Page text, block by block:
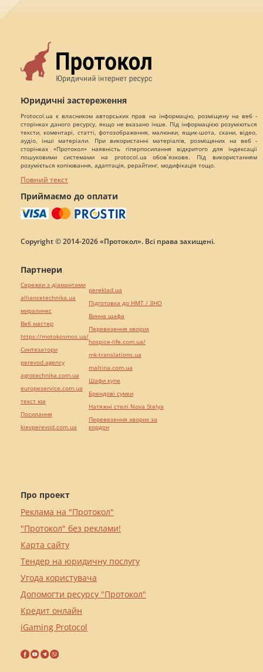
Юридичні застереження
Protocol.ua є власником авторських прав на інформацію, розміщену на веб -
сторінках даного ресурсу, якщо не вказано інше. Під інформацією розуміються
тексти, коментарі, статті, фотозображення, малюнки, ящик-шота, скани, відео,
аудіо, інші матеріали. При використанні матеріалів, розміщених на веб -
сторінках «Протокол» наявність гіперпосилання відкритого для індексації
пошуковими системами на protocol.ua обов`язкове. Під використанням
розуміється копіювання, адаптація, рерайтинг, модифікація тощо.
Повний текст
Приймаємо до оплати
Copyright © 2014-2026 «Протокол». Всі права захищені.
Про проект
Реклама на "Протокол"
"Протокол" без реклами!
Карта сайту
Тендер на юридичну послугу
Угода користувача
Допомогти ресурсу "Протокол"
Кредит онлайн
iGaming Protocol
Партнери
Сережки з діамантами
alliancetechnika.ua
миралинкс
Веб мастер
https://motokosmos.ua/
Синтезатори
perevod.agency
agrotechnika.com.ua
europeservice.com.ua
текст юа
Посилання
kievperevod.com.ua
pereklad.ua
Підготовка до НМТ / ЗНО
Винна шафа
Перевезення хворих
hospice-life.com.ua/
mk-translations.ua
maltina.com.ua
Шафи купе
Брендові сумки
Натяжні стелі Nova Stelya
Перевезення хворих за
кордон